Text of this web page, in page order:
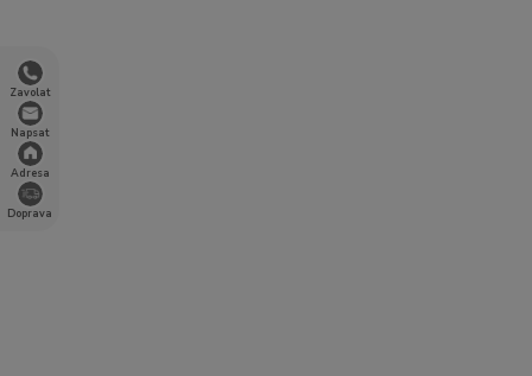
Zavolat
Napsat
Adresa
Doprava